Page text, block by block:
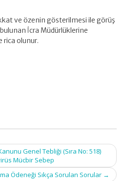
ve özenin gösterilmesi ile görüş
İcra Müdürlüklerine
rica olunur.
Genel Tebliği (Sıra No: 518)
Mücbir Sebep
Ödeneği Sıkça Sorulan Sorular →